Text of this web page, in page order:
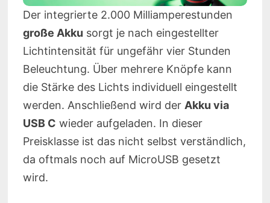
Der integrierte 2.000 Milliamperestunden
große Akku sorgt je nach eingestellter
Lichtintensität für ungefähr vier Stunden
Beleuchtung. Über mehrere Knöpfe kann
die Stärke des Lichts individuell eingestellt
werden. Anschließend wird der Akku via
USB C wieder aufgeladen. In dieser
Preisklasse ist das nicht selbst verständlich,
da oftmals noch auf MicroUSB gesetzt
wird.